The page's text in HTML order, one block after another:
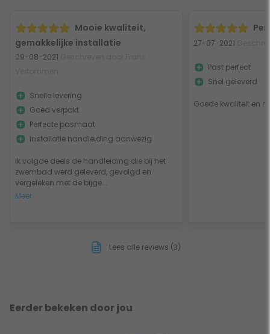
Mooie kwaliteit,
gemakkelijke installatie
09-08-2021
Ik volgde deels de handleiding die bij het
zwembad werd geleverd, gevolgd en
vergeleken met de bijge...
Meer
Snelle levering
Goed verpakt
Perfecte pasmaat
Installatie handleiding aanwezig
27-07-2021
Goede kwaliteit en
Past perfect
Snel geleverd
Lees alle reviews (3)
Eerder bekeken door jou